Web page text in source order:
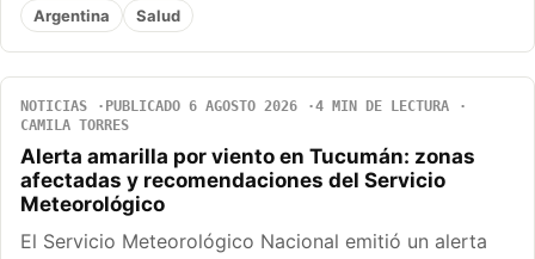
Argentina Salud
NOTICIAS PUBLICADO 6 AGOSTO 2026
4 MIN DE LECTURA
CAMILA TORRES
Alerta amarilla por viento en Tucumán: zonas
afectadas y recomendaciones del Servicio
Meteorológico
El Servicio Meteorológico Nacional emitió un alerta